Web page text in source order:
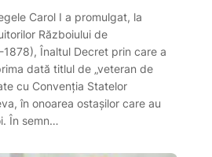
Carol I a promulgat, la
Războiului de
Înaltul Decret prin care a
dată titlul de „veteran de
cu Convenţia Statelor
în onoarea ostaşilor care au
În semn…